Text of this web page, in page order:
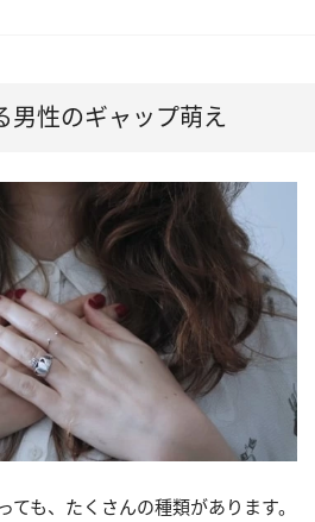
男性のギャップ萌え
ても、たくさんの種類があります。